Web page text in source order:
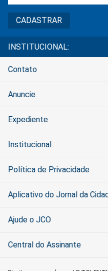
INSTITUCIONAL:
Contato
Anuncie
Expediente
Institucional
Política de Privacidade
Aplicativo do Jornal da
Ajude o JCO
Central do Assinante